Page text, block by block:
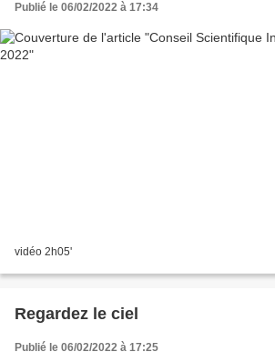
Publié le 06/02/2022 à 17:34
vidéo 2h05'
Regardez le ciel
Publié le 06/02/2022 à 17:25